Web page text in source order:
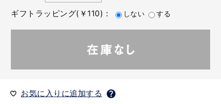
ギフトラッピング(￥110)：
しない する
お気に入りに追加する